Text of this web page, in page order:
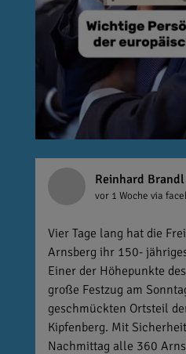
Reinhard Brandl
vor 1 Woche via
Vier Tage lang hat die
Arnsberg ihr 150-
Einer der Höhepunkte
große Festzug am
geschmückten Ortsteil
Kipfenberg. Mit
Nachmittag alle 360